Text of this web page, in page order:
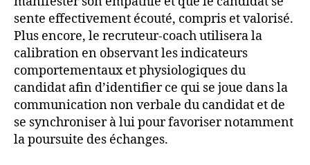
sente effectivement écouté, compris et valorisé.
Plus encore, le recruteur-coach utilisera la
calibration en observant les indicateurs
comportementaux et physiologiques du
candidat afin d’identifier ce qui se joue dans la
communication non verbale du candidat et de
se synchroniser à lui pour favoriser notamment
la poursuite des échanges.